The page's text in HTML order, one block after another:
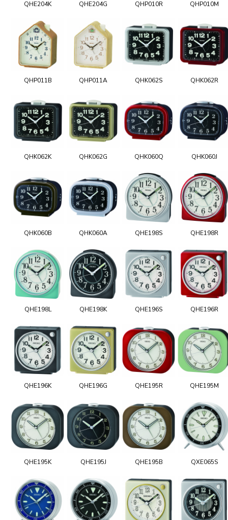
QHE204K QHE204G QHP010R QHP010M
QHP011B QHP011A QHK062S QHK062R
QHK062K QHK062G QHK060Q QHK060J
QHK060B QHK060A QHE198S QHE198R
QHE198L QHE198K QHE196S QHE196R
QHE196K QHE196G QHE195R QHE195M
QHE195K QHE195J QHE195B QXE065S